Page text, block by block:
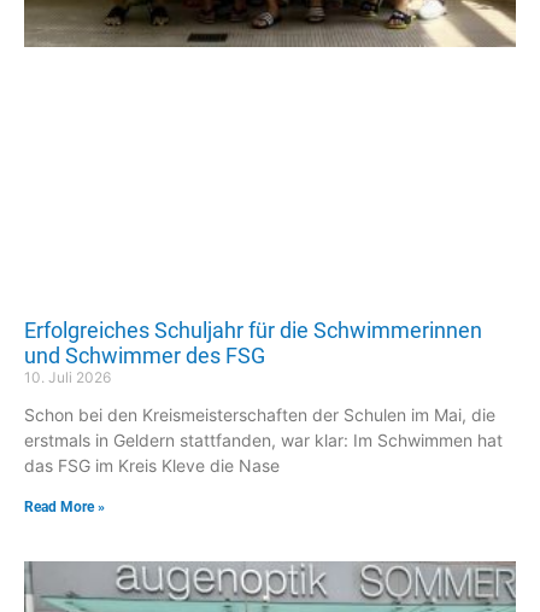
Erfolgreiches Schuljahr für die Schwimmerinnen
und Schwimmer des FSG
10. Juli 2026
Schon bei den Kreismeisterschaften der Schulen im Mai, die
erstmals in Geldern stattfanden, war klar: Im Schwimmen hat
das FSG im Kreis Kleve die Nase
Read More »